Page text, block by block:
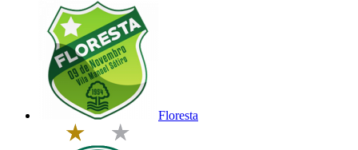
Floresta